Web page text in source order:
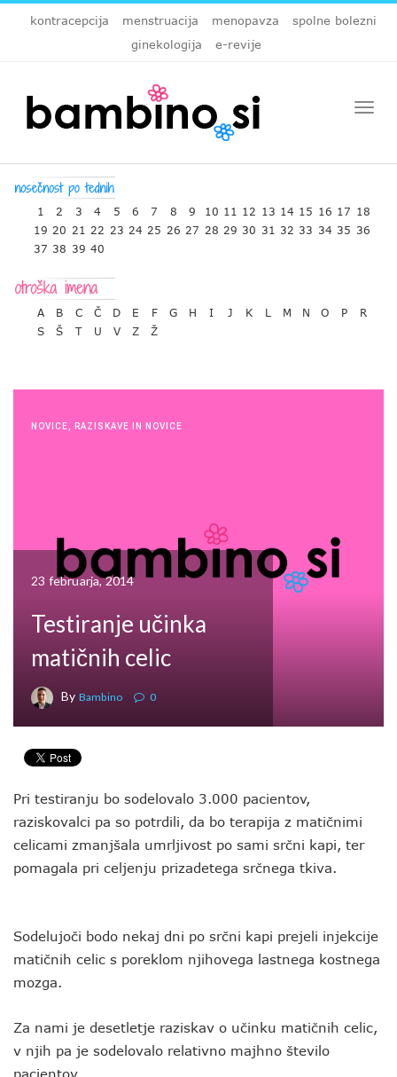
kontracepcija menstruacija menopavza
spolne bolezni
ginekologija
e-revije
1 2 3 4 5 6 7 8 9 10 11 12 13 14 15 16 17 18
19 20 21 22 23 24 25 26 27 28 29 30 31 32 33 34 35 36
37 38 39 40
A B C Č D E F G H I J K L M N O P
R
S
Š T U V Z Ž
NOVICE RAZISKAVE IN NOVICE
23 februarja, 2014
Testiranje učinka
matičnih celic
By Bambino 0
Pri testiranju bo sodelovalo 3.000 pacientov,
raziskovalci pa so potrdili, da bo terapija z matičnimi
celicami zmanjšala umrljivost po sami srčni kapi, ter
pomagala pri celjenju prizadetega srčnega tkiva.
Sodelujoči bodo nekaj dni po srčni kapi prejeli injekcije
matičnih celic s poreklom njihovega lastnega kostnega
mozga.
Za nami je desetletje raziskav o učinku matičnih celic,
v njih pa je sodelovalo relativno majhno število